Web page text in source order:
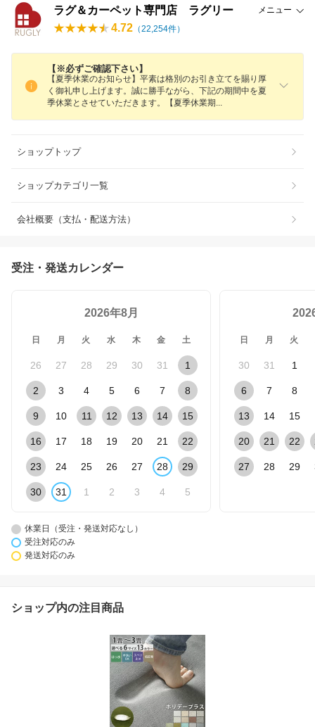
ラグ＆カーペット専門店 ラグリー メニュー
4.72 （22,254件）
【※必ずご確認下さい】
【夏季休業のお知らせ】平素は格別のお引き立てを賜り厚
く御礼申し上げます。誠に勝手ながら、下記の期間中を夏
季休業とさせていただきます。【夏季休業期
ショップトップ
ショップカテゴリ一覧
会社概要（支払・配送方法）
受注・発送カレンダー
2026年8月
日 月 火 水 木 金 土
26 27 28 29 30 31 1
2 3 4 5 6 7 8
9 10 11 12 13 14 15
16 17 18 19 20 21 22
23 24 25 26 27 28 29
30 31 1 2 3 4 5
日 月 火
30 31 1
6 7 8
13 14 15
20 21 22
27 28 29
休業日（受注・発送対応なし）
受注対応のみ
発送対応のみ
ショップ内の注目商品